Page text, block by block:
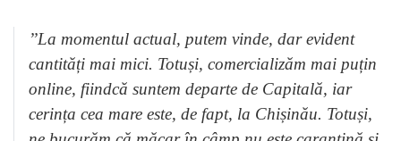
’’La momentul actual, putem vinde, dar evident
cantități mai mici. Totuși, comercializăm mai puțin
online, fiindcă suntem departe de Capitală, iar
cerința cea mare este, de fapt, la Chișinău. Totuși,